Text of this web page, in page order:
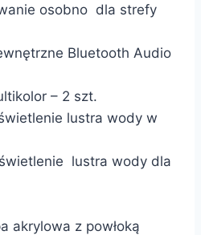
osobno dla strefy
Bluetooth Audio
– 2 szt.
lustra wody w
lustra wody dla
akrylowa z powłoką